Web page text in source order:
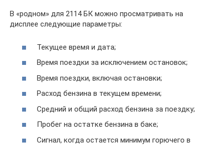
В «родном» для 2114 БК можно просматривать на
дисплее следующие параметры:
Текущее время и дата;
Время поездки за исключением остановок;
Время поездки, включая остановки;
Расход бензина в текущем времени;
Средний и общий расход бензина за поездку;
Пробег на остатке бензина в баке;
Сигнал, когда остается минимум горючего в